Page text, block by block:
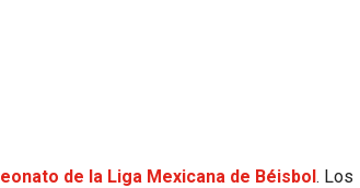
de la Liga Mexicana de Béisbol. Los